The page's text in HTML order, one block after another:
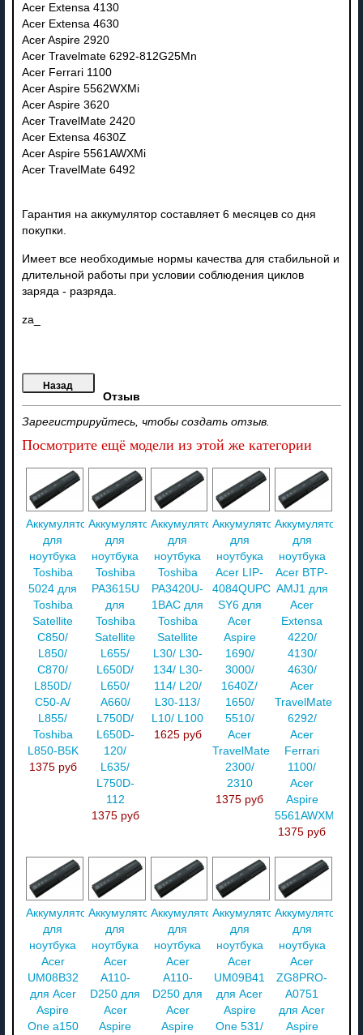
Acer Extensa 4130
Acer Extensa 4630
Acer Aspire 2920
Acer Travelmate 6292-812G25Mn
Acer Ferrari 1100
Acer Aspire 5562WXMi
Acer Aspire 3620
Acer TravelMate 2420
Acer Extensa 4630Z
Acer Aspire 5561AWXMi
Acer TravelMate 6492
Гарантия на аккумулятор составляет 6 месяцев со дня
покупки.
Имеет все необходимые нормы качества для стабильной и
длительной работы при условии соблюдения циклов
заряда - разряда.
za_
Отзыв
Зарегистрируйтесь, чтобы создать отзыв.
Посмотрите ещё модели из этой же категории
Аккумулятор
для
ноутбука
Toshiba
5024 для
Toshiba
Satellite
C850/
L850/
C870/
L850D/
C50-A/
L855/
Toshiba
L850-B5K
1375 руб
Аккумулятор
для
ноутбука
Toshiba
PA3615U
для
Toshiba
Satellite
L655/
L650D/
L650/
A660/
L750D/
L650D-
120/
L635/
L750D-
112
1375 руб
Аккумулятор
для
ноутбука
Toshiba
PA3420U-
1BAC для
Toshiba
Satellite
L30/ L30-
134/ L30-
114/ L20/
L30-113/
L10/ L100
1625 руб
Аккумулятор
для
ноутбука
Acer LIP-
4084QUPC
SY6 для
Acer
Aspire
1690/
3000/
1640Z/
1650/
5510/
Acer
TravelMate
2300/
2310
1375 руб
Аккумулятор
для
ноутбука
Acer BTP-
AMJ1 для
Acer
Extensa
4220/
4130/
4630/
Acer
TravelMate
6292/
Acer
Ferrari
1100/
Acer
Aspire
5561AWXMi
1375 руб
Аккумулятор
для
ноутбука
Acer
UM08B32
для Acer
Aspire
One a150
Аккумулятор
для
ноутбука
Acer
A110-
D250 для
Acer
Aspire
Аккумулятор
для
ноутбука
Acer
A110-
D250 для
Acer
Aspire
Аккумулятор
для
ноутбука
Acer
UM09B41
для Acer
Aspire
One 531/
Аккумулятор
для
ноутбука
Acer
ZG8PRO-
A0751
для Acer
Aspire